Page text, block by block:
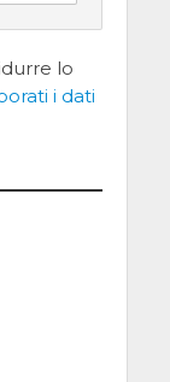
lo
i dati